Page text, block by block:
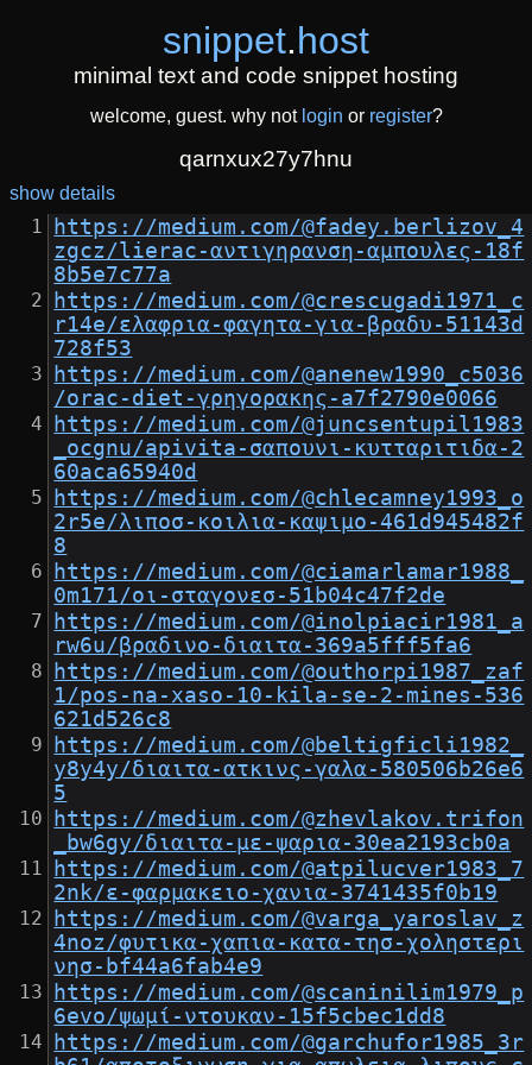
snippet.host
minimal text and code snippet hosting
welcome, guest. why not login or register?
qarnxux27y7hnu
show details
https://medium.com/@fadey.berlizov_4
zgcz/lierac-αντιγηρανση-αμπουλες-18f
8b5e7c77a
https://medium.com/@crescugadi1971_c
r14e/ελαφρια-φαγητα-για-βραδυ-51143d
728f53
https://medium.com/@anenew1990_c5036
/orac-diet-γρηγορακης-a7f2790e0066
https://medium.com/@juncsentupil1983
_ocgnu/apivita-σαπουνι-κυτταριτιδα-2
60aca65940d
https://medium.com/@chlecamney1993_o
2r5e/λιποσ-κοιλια-καψιμο-461d945482f
8
https://medium.com/@ciamarlamar1988_
0m171/οι-σταγονεσ-51b04c47f2de
https://medium.com/@inolpiacir1981_a
rw6u/βραδινο-διαιτα-369a5fff5fa6
https://medium.com/@outhorpi1987_zaf
1/pos-na-xaso-10-kila-se-2-mines-536
621d526c8
https://medium.com/@beltigficli1982_
y8y4y/διαιτα-ατκινς-γαλα-580506b26e6
5
https://medium.com/@zhevlakov.trifon
_bw6gy/διαιτα-με-ψαρια-30ea2193cb0a
https://medium.com/@atpilucver1983_7
2nk/ε-φαρμακειο-χανια-3741435f0b19
https://medium.com/@varga_yaroslav_z
4noz/φυτικα-χαπια-κατα-τησ-χοληστερι
νησ-bf44a6fab4e9
https://medium.com/@scaninilim1979_p
6evo/ψωμί-ντουκαν-15f5cbec1dd8
https://medium.com/@garchufor1985_3r